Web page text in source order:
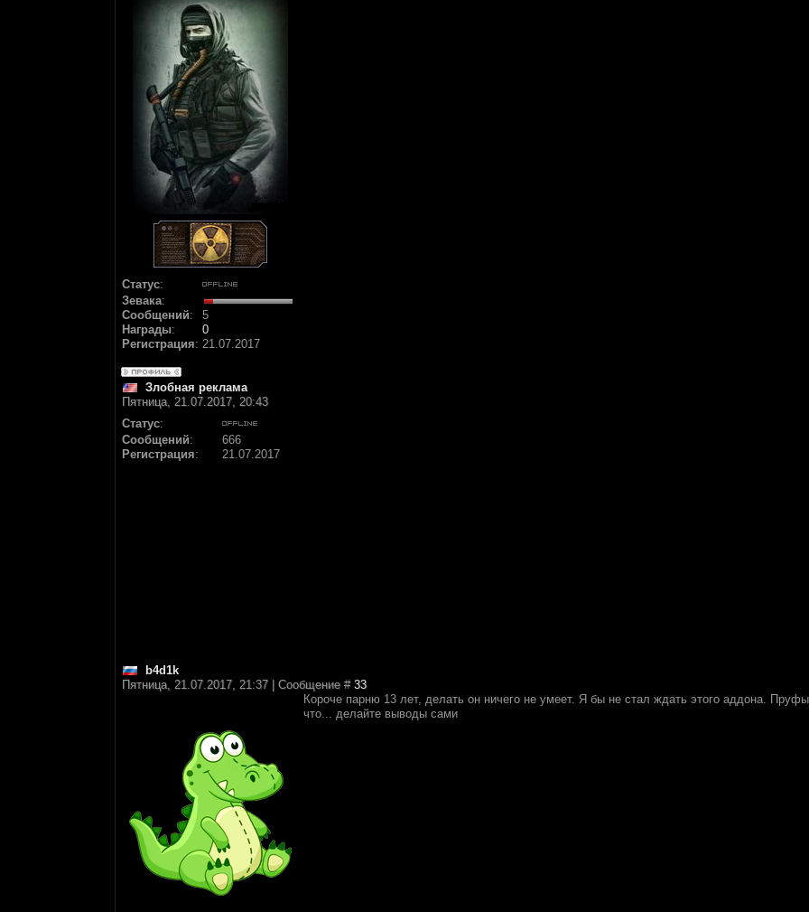
Статус:
Зевака:
Сообщений:
5
Награды:
0
Регистрация: 21.07.2017
Злобная реклама
Пятница, 21.07.2017, 20:43
Статус:
Сообщений:
666
Регистрация: 21.07.2017
b4d1k
Пятница, 21.07.2017, 21:37 | Сообщение # 33
Короче парню 13 лет, делать он ничего не умеет. Я бы не стал ждать этого аддона.
что... делайте выводы сами